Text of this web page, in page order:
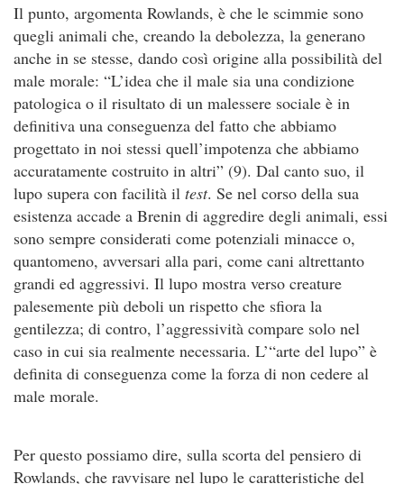
Il punto, argomenta Rowlands, è che le scimmie sono
quegli animali che, creando la debolezza, la generano
anche in se stesse, dando così origine alla possibilità del
male morale: “L’idea che il male sia una condizione
patologica o il risultato di un malessere sociale è in
definitiva una conseguenza del fatto che abbiamo
progettato in noi stessi quell’impotenza che abbiamo
accuratamente costruito in altri” (9). Dal canto suo, il
lupo supera con facilità il test. Se nel corso della sua
esistenza accade a Brenin di aggredire degli animali, essi
sono sempre considerati come potenziali minacce o,
quantomeno, avversari alla pari, come cani altrettanto
grandi ed aggressivi. Il lupo mostra verso creature
palesemente più deboli un rispetto che sfiora la
gentilezza; di contro, l’aggressività compare solo nel
caso in cui sia realmente necessaria. L’“arte del lupo” è
definita di conseguenza come la forza di non cedere al
male morale.
Per questo possiamo dire, sulla scorta del pensiero di
Rowlands, che ravvisare nel lupo le caratteristiche del